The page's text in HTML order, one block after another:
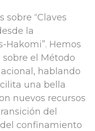
sobre “Claves
la
Hakomi”. Hemos
el Método
hablando
una bella
nuevos recursos
del
confinamiento